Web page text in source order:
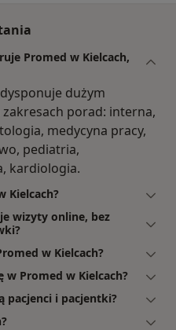
Promed w Kielcach,
dużym
porad: interna,
medycyna pracy,
pediatria,
kardiologia.
Kielcach?
wizyty online, bez
w Kielcach?
w Promed w Kielcach?
pacjenci i pacjentki?